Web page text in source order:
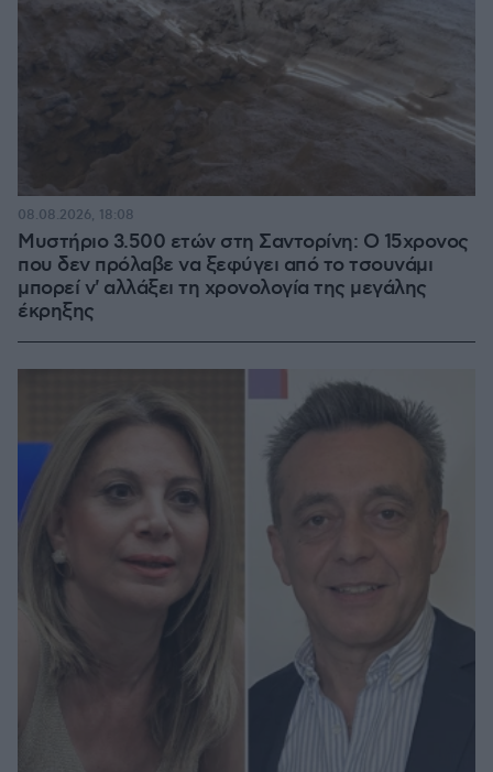
Μυστήριο 3.500 ετών στη Σαντορίνη: Ο 15χρονος
που δεν πρόλαβε να ξεφύγει από το τσουνάμι
μπορεί ν' αλλάξει τη χρονολογία της μεγάλης
έκρηξης
08.08.2026, 18:08